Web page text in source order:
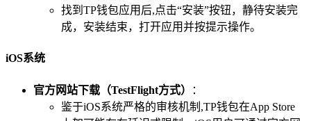
找到TP钱包应用后,点击“安装”按钮，静待安装完
成，安装结束，打开应用并按提示操作。
iOS系统
官方网站下载（TestFlight方式）
：
鉴于iOS系统严格的审核机制,TP钱包在App Store